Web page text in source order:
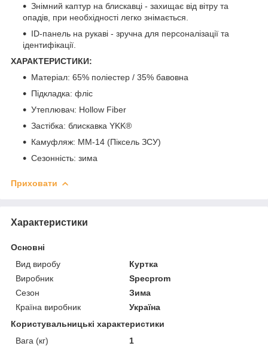
Знімний каптур на блискавці - захищає від вітру та
опадів, при необхідності легко знімається.
ID-панель на рукаві - зручна для персоналізації та
ідентифікації.
ХАРАКТЕРИСТИКИ:
Матеріал: 65% поліестер / 35% бавовна
Підкладка: фліс
Утеплювач: Hollow Fiber
Застібка: блискавка YKK®
Камуфляж: ММ-14 (Піксель ЗСУ)
Сезонність: зима
Приховати
Характеристики
Основні
Вид виробу
Куртка
Виробник
Specprom
Сезон
Зима
Країна виробник
Україна
Користувальницькі характеристики
Вага (кг)
1